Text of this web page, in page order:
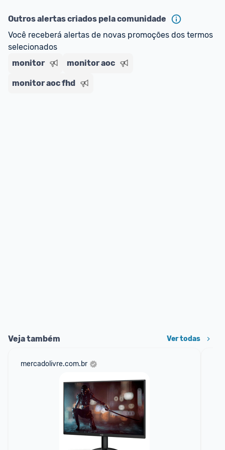
E lembre-se: você sempre pode contar ajuda da
comunidade para tirar dúvidas ou acionar os
nossos Admins marcando
comentário ou através do Fale com o Promobit.
Outros alertas criados pela comunidade
Você receberá alertas de novas promoções dos termos
selecionados
monitor
monitor aoc
monitor aoc fhd
Veja também Ver todas
mercadolivre.com.br